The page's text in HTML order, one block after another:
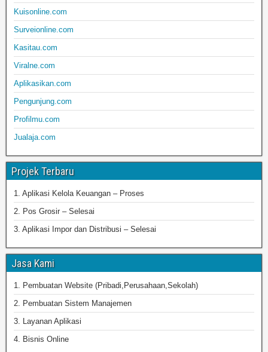
Kuisonline.com
Surveionline.com
Kasitau.com
Viralne.com
Aplikasikan.com
Pengunjung.com
Profilmu.com
Jualaja.com
Projek Terbaru
1. Aplikasi Kelola Keuangan – Proses
2. Pos Grosir – Selesai
3. Aplikasi Impor dan Distribusi – Selesai
Jasa Kami
1. Pembuatan Website (Pribadi,Perusahaan,Sekolah)
2. Pembuatan Sistem Manajemen
3. Layanan Aplikasi
4. Bisnis Online